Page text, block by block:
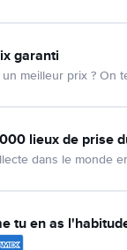
garanti
meilleur prix ? On
lieux de prise
dans le monde
tu en as